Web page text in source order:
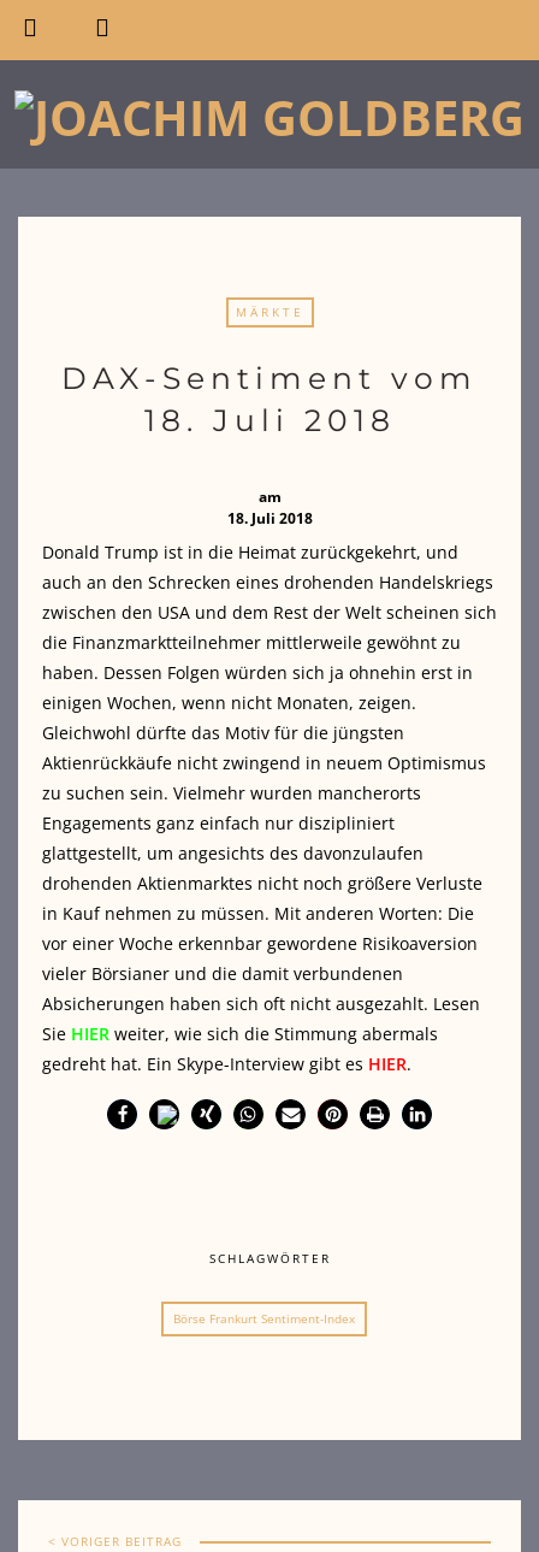
MÄRKTE
DAX-Sentiment vom
18. Juli 2018
am
18. Juli 2018
Donald Trump ist in die Heimat zurückgekehrt, und
auch an den Schrecken eines drohenden Handelskriegs
zwischen den USA und dem Rest der Welt scheinen sich
die Finanzmarktteilnehmer mittlerweile gewöhnt zu
haben. Dessen Folgen würden sich ja ohnehin erst in
einigen Wochen, wenn nicht Monaten, zeigen.
Gleichwohl dürfte das Motiv für die jüngsten
Aktienrückkäufe nicht zwingend in neuem Optimismus
zu suchen sein. Vielmehr wurden mancherorts
Engagements ganz einfach nur diszipliniert
glattgestellt, um angesichts des davonzulaufen
drohenden Aktienmarktes nicht noch größere Verluste
in Kauf nehmen zu müssen. Mit anderen Worten: Die
vor einer Woche erkennbar gewordene Risikoaversion
vieler Börsianer und die damit verbundenen
Absicherungen haben sich oft nicht ausgezahlt. Lesen
Sie HIER weiter, wie sich die Stimmung abermals
gedreht hat. Ein Skype-Interview gibt es HIER.
SCHLAGWÖRTER
Börse Frankurt Sentiment-Index
< VORIGER BEITRAG